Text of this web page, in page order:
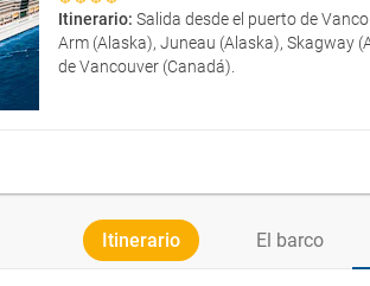
Itinerario: Salida desde el puerto de
Arm (Alaska), Juneau (Alaska), Skagway
de Vancouver (Canadá).
Itinerario El barco